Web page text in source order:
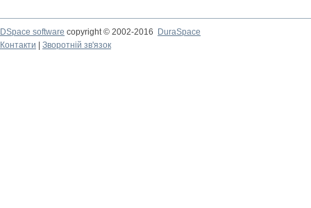
DSpace software copyright © 2002-2016
DuraSpace
Контакти
Зворотній зв'язок